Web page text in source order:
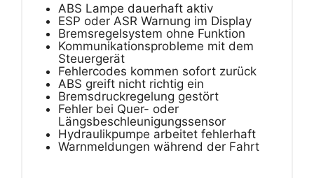
ABS Lampe dauerhaft aktiv
ESP oder ASR Warnung im Display
Bremsregelsystem ohne Funktion
Kommunikationsprobleme mit dem
Steuergerät
Fehlercodes kommen sofort zurück
ABS greift nicht richtig ein
Bremsdruckregelung gestört
Fehler bei Quer- oder
Längsbeschleunigungssensor
Hydraulikpumpe arbeitet fehlerhaft
Warnmeldungen während der Fahrt